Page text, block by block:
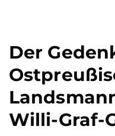
Der
Willi-Graf-